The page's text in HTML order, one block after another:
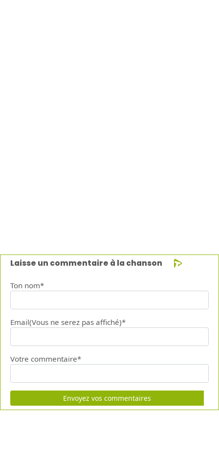
Laisse un commentaire à la chanson
Ton nom*
Email(Vous ne serez pas affiché)*
Votre commentaire*
Envoyez vos commentaires